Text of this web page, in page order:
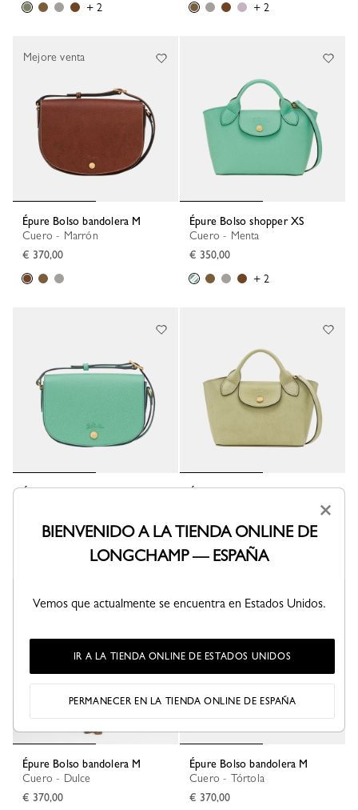
+ 2
+ 2
Épure Bolso bandolera M
Cuero - Marrón
€ 370,00
Mejore venta
Épure Bolso shopper XS
Cuero - Menta
€ 350,00
+ 2
Épure Bolso bandolera S
€ 320,00
+ 2
Épure Bolso shopper XS
€ 350,00
+ 2
Épure Bolso bandolera M
Cuero - Dulce
€ 370,00
Épure Bolso bandolera M
Cuero - Tórtola
€ 370,00
×
BIENVENIDO A LA TIENDA ONLINE DE
LONGCHAMP — ESPAÑA
Vemos que actualmente se encuentra en Estados Unidos.
IR A LA TIENDA ONLINE DE ESTADOS UNIDOS
PERMANECER EN LA TIENDA ONLINE DE ESPAÑA